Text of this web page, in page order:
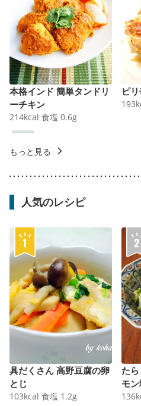
本格インド 簡単タンドリ
ーチキン
214kcal 食塩 0.6g
ピ
193
もっと見る
人気のレシピ
具だくさん 高野豆腐の卵
とじ
103kcal 食塩 1.2g
た
モ
136